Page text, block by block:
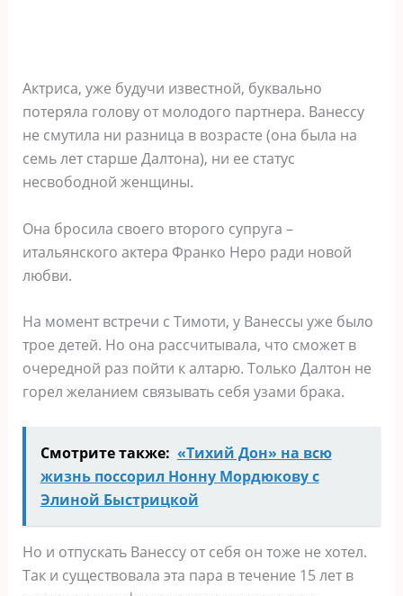
Актриса, уже будучи известной, буквально
потеряла голову от молодого партнера. Ванессу
не смутила ни разница в возрасте (она была на
семь лет старше Далтона), ни ее статус
несвободной женщины.
Она бросила своего второго супруга –
итальянского актера Франко Неро ради новой
любви.
На момент встречи с Тимоти, у Ванессы уже было
трое детей. Но она рассчитывала, что сможет в
очередной раз пойти к алтарю. Только Далтон не
горел желанием связывать себя узами брака.
Смотрите также: «Тихий Дон» на всю
жизнь поссорил Нонну Мордюкову с
Элиной Быстрицкой
Но и отпускать Ванессу от себя он тоже не хотел.
Так и существовала эта пара в течение 15 лет в